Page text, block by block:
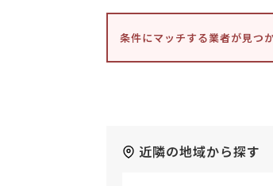
条件にマッチする業者が見つ
近隣の地域から探す